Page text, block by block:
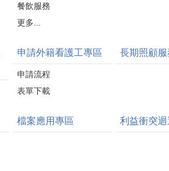
餐飲服務
更多...
申請外籍看護工專區
申請流程
表單下載
長期照顧
檔案應用專區 利益衝突